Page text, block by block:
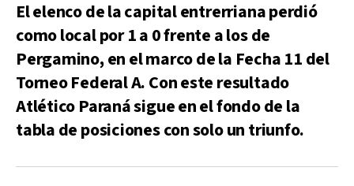
El elenco de la capital entrerriana perdió
como local por 1 a 0 frente a los de
Pergamino, en el marco de la Fecha 11 del
Torneo Federal A. Con este resultado
Atlético Paraná sigue en el fondo de la
tabla de posiciones con solo un triunfo.